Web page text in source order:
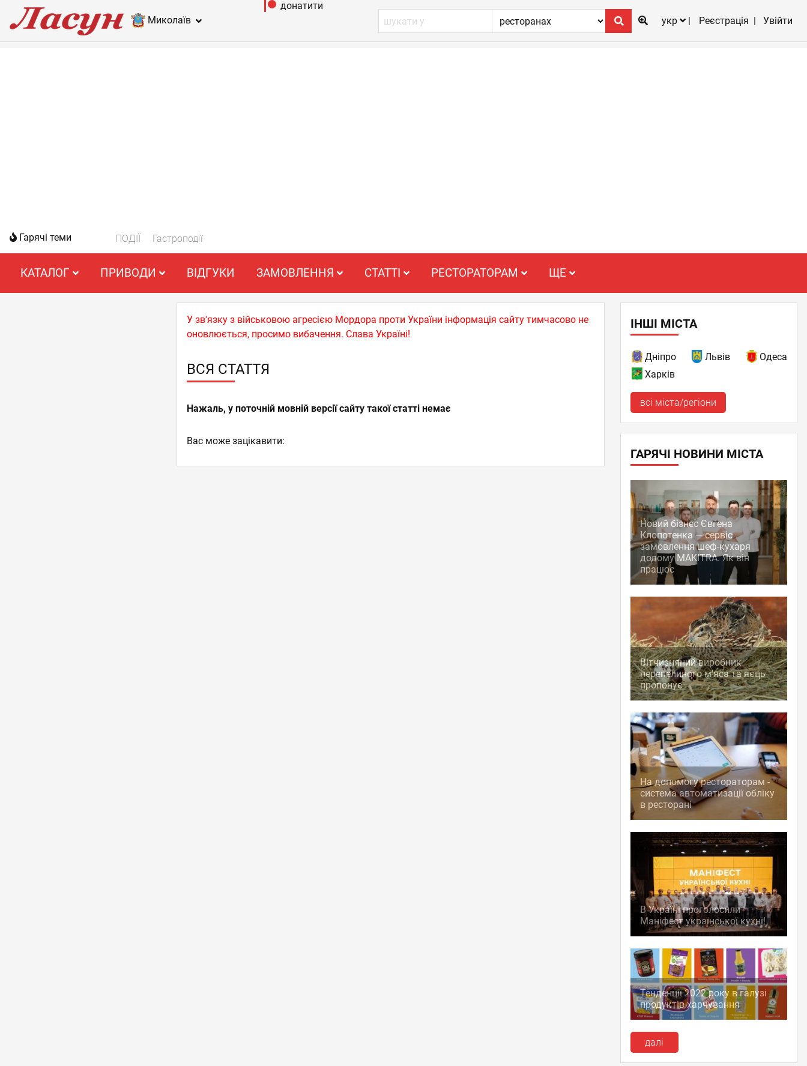
Миколаїв
донатити
укр
Реєстрація Увійти
Гарячі теми ПОДІЇ Гастроподії
КАТАЛОГ ПРИВОДИ ВІДГУКИ ЗАМОВЛЕННЯ СТАТТІ РЕСТОРАТОРАМ ЩЕ
У зв'язку з військовою агресією Мордора проти України інформація сайту тимчасово не
оновлюється, просимо вибачення. Слава Україні!
ВСЯ СТАТТЯ
Нажаль, у поточній мовній версії сайту такої статті немає
Вас може зацікавити:
ІНШІ МІСТА
Дніпро Львів
Одеса
Харків
всі міста/регіони
ГАРЯЧІ НОВИНИ МІСТА
Новий бізнес Євгена
Клопотенка — сервіс
замовлення шеф-кухаря
додому MAKITRA. Як він
працює
Вітчизняний виробник
перепелиного м'яса та яєць
пропонує
На допомогу рестораторам -
система автоматизації обліку
в ресторані
В Україні проголосили
Маніфест української кухні!
Тенденції 2022 року в галузі
продуктів харчування
далі